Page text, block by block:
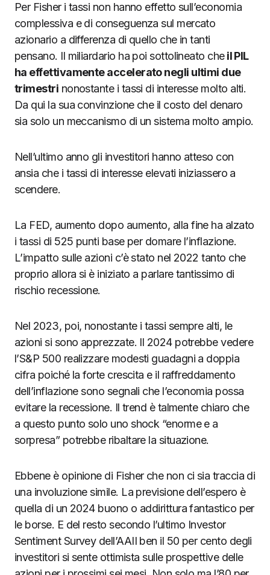
Per Fisher i tassi non hanno effetto sull’economia
complessiva e di conseguenza sul mercato
azionario a differenza di quello che in tanti
pensano. Il miliardario ha poi sottolineato cheil PIL
ha effettivamente accelerato negli ultimi due
trimestri nonostante i tassi di interesse molto alti.
Da qui la sua convinzione che il costo del denaro
sia solo un meccanismo di un sistema molto ampio.
Nell’ultimo anno gli investitori hanno atteso con
ansia che i tassi di interesse elevati iniziassero a
scendere.
La FED, aumento dopo aumento, alla fine ha alzato
i tassi di 525 punti base per domare l’inflazione.
L’impatto sulle azioni c’è stato nel 2022 tanto che
proprio allora si è iniziato a parlare tantissimo di
rischio recessione.
Nel 2023, poi, nonostante i tassi sempre alti, le
azioni si sono apprezzate. Il 2024 potrebbe vedere
l’S&P 500 realizzare modesti guadagni a doppia
cifra poiché la forte crescita e il raffreddamento
dell’inflazione sono segnali che l’economia possa
evitare la recessione. Il trend è talmente chiaro che
a questo punto solo uno shock “enorme e a
sorpresa” potrebbe ribaltare la situazione.
Ebbene è opinione di Fisher che non ci sia traccia di
una involuzione simile. La previsione dell’espero è
quella di un 2024 buono o addirittura fantastico per
le borse. E del resto secondo l’ultimo Investor
Sentiment Survey dell’AAII ben il 50 per cento degli
investitori si sente ottimista sulle prospettive delle